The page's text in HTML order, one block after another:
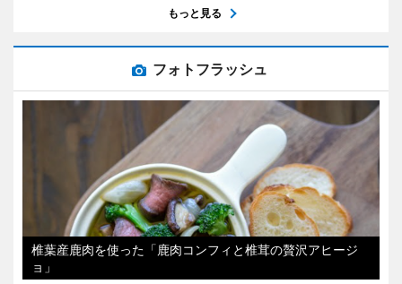
もっと見る
フォトフラッシュ
椎葉産鹿肉を使った「鹿肉コンフィと椎茸の贅沢アヒージ
ョ」